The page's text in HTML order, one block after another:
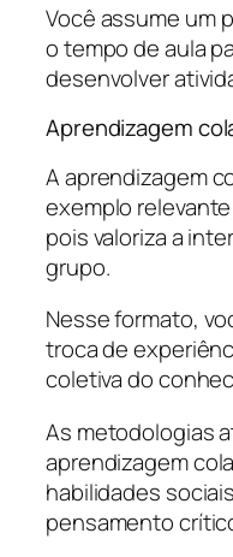
Você assume um
o tempo de aula
desenvolver
Aprendizagem
A aprendizagem
exemplo
pois valoriza a
grupo.
Nesse formato,
troca de
coletiva do
As metodologias
aprendizagem
habilidades
pensamento